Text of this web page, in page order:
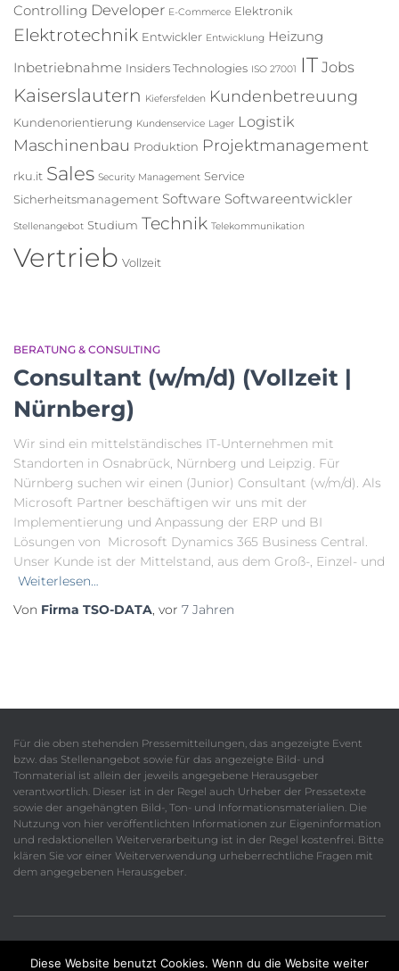
e
n
Controlling Developer E-Commerce Elektronik
Elektrotechnik Entwickler Entwicklung Heizung
Inbetriebnahme Insiders Technologies ISO 27001 IT Jobs
Kaiserslautern Kiefersfelden Kundenbetreuung
Kundenorientierung Kundenservice Lager Logistik
Maschinenbau Produktion Projektmanagement
rku.it Sales Security Management Service
Sicherheitsmanagement Software Softwareentwickler
Stellenangebot Studium Technik Telekommunikation
Vertrieb Vollzeit
BERATUNG & CONSULTING
Consultant (w/m/d) (Vollzeit |
Nürnberg)
Wir sind ein mittelständisches IT-Unternehmen mit
Standorten in Osnabrück, Nürnberg und Leipzig. Für
Nürnberg suchen wir einen (Junior) Consultant (w/m/d). Als
Microsoft Partner beschäftigen wir uns mit der
Implementierung und Anpassung der ERP und BI
Lösungen von Microsoft Dynamics 365 Business Central.
Unser Kunde ist der Mittelstand, aus dem Groß-, Einzel- und
Weiterlesen…
Von Firma TSO-DATA, vor 7 Jahren
Für die oben stehenden Pressemitteilungen, das angezeigte Event
bzw. das Stellenangebot sowie für das angezeigte Bild- und
Tonmaterial ist allein der jeweils angegebene Herausgeber
verantwortlich. Dieser ist in der Regel auch Urheber der Pressetexte
sowie der angehängten Bild-, Ton- und Informationsmaterialien. Die
Nutzung von hier veröffentlichten Informationen zur Eigeninformation
und redaktionellen Weiterverarbeitung ist in der Regel kostenfrei. Bitte
klären Sie vor einer Weiterverwendung urheberrechtliche Fragen mit
dem angegebenen Herausgeber.
Datenschutzerklärung Impressum Kontakt
Diese Website benutzt Cookies. Wenn du die Website weiter